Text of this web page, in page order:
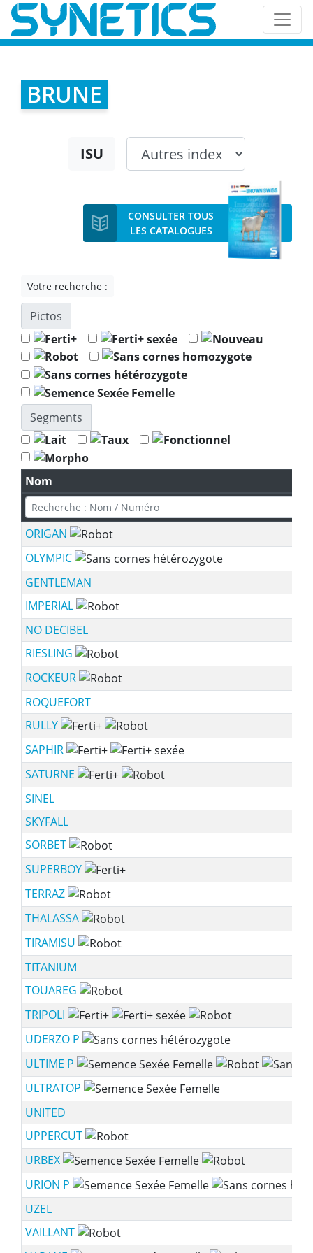
BRUNE
ISU
CONSULTER TOUS
LES CATALOGUES
Votre recherche :
Pictos
Segments
Nom
ORIGAN
OLYMPIC
GENTLEMAN
IMPERIAL
NO DECIBEL
RIESLING
ROCKEUR
ROQUEFORT
RULLY
SAPHIR
SATURNE
SINEL
SKYFALL
SORBET
SUPERBOY
TERRAZ
THALASSA
TIRAMISU
TITANIUM
TOUAREG
TRIPOLI
UDERZO P
ULTIME P
ULTRATOP
UNITED
UPPERCUT
URBEX
URION P
UZEL
VAILLANT